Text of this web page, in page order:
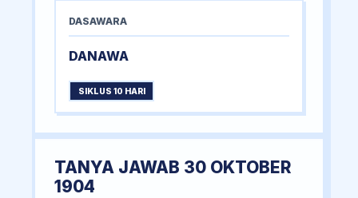
DASAWARA
DANAWA
SIKLUS 10 HARI
TANYA JAWAB 30 OKTOBER
1904